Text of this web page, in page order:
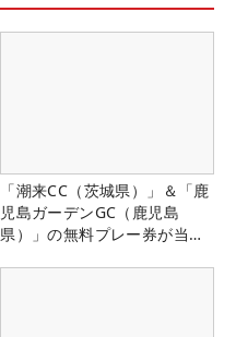
「潮来CC（茨城県）」＆「鹿
児島ガーデンGC（鹿児島
県）」の無料プレー券が当た